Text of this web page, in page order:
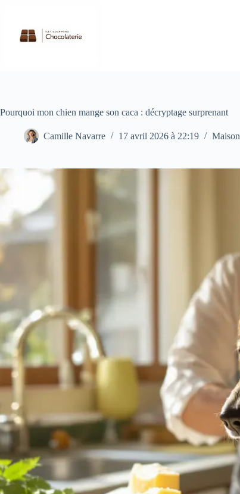
Pourquoi mon chien mange son caca : décryptage surprenant
Camille Navarre 17 avril 2026 à 22:19 Maison